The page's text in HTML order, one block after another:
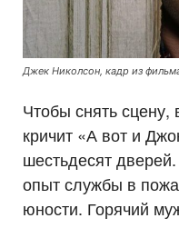
Джек Николсон, кадр из
Чтобы снять сцену,
кричит «А вот и
шестьдесят
опыт службы в
юности. Горячий